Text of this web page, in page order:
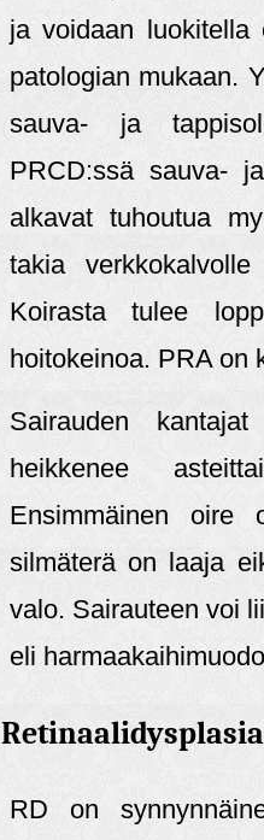
ja voidaan luokitella
patologian mukaan.
sauva- ja
PRCD:ssä sauva-
alkavat tuhoutua
takia
Koirasta tulee
hoitokeinoa. PRA on
Sairauden
heikkenee
Ensimmäinen oire
silmäterä on laaja
valo. Sairauteen voi
eli
RD on